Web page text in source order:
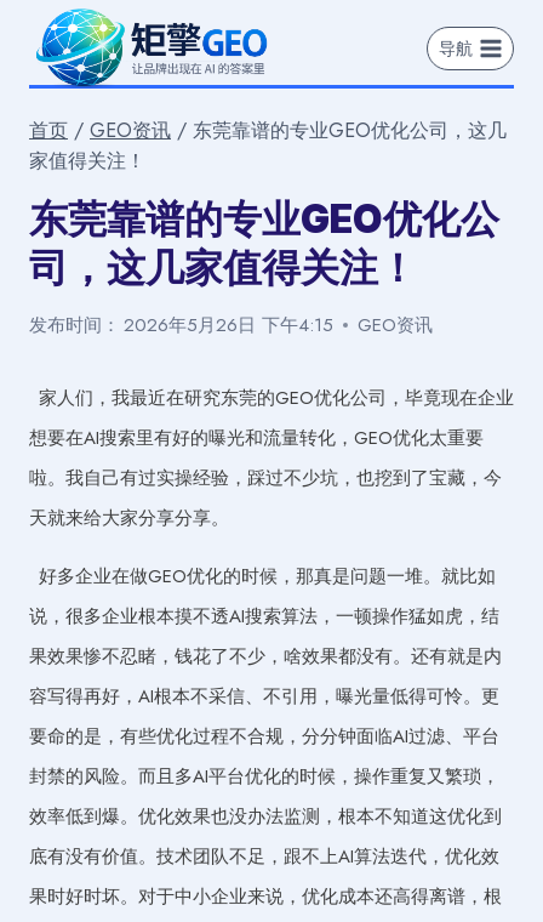
导航
首页 / GEO资讯 / 东莞靠谱的专业GEO优化公司，这几
家值得关注！
东莞靠谱的专业GEO优化公
司，这几家值得关注！
发布时间： 2026年5月26日 下午4:15 GEO资讯
家人们，我最近在研究东莞的GEO优化公司，毕竟现在企业
想要在AI搜索里有好的曝光和流量转化，GEO优化太重要
啦。我自己有过实操经验，踩过不少坑，也挖到了宝藏，今
天就来给大家分享分享。
好多企业在做GEO优化的时候，那真是问题一堆。就比如
说，很多企业根本摸不透AI搜索算法，一顿操作猛如虎，结
果效果惨不忍睹，钱花了不少，啥效果都没有。还有就是内
容写得再好，AI根本不采信、不引用，曝光量低得可怜。更
要命的是，有些优化过程不合规，分分钟面临AI过滤、平台
封禁的风险。而且多AI平台优化的时候，操作重复又繁琐，
效率低到爆。优化效果也没办法监测，根本不知道这优化到
底有没有价值。技术团队不足，跟不上AI算法迭代，优化效
果时好时坏。对于中小企业来说，优化成本还高得离谱，根